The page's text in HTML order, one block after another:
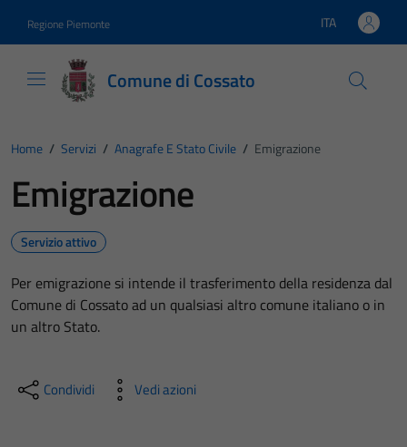
Regione Piemonte Lingua attiva:
ITA
Comune di Cossato
Home / Servizi / Anagrafe E Stato Civile / Emigrazione
Emigrazione
Servizio attivo
Per emigrazione si intende il trasferimento della residenza dal
Comune di Cossato ad un qualsiasi altro comune italiano o in
un altro Stato.
Condividi Vedi azioni